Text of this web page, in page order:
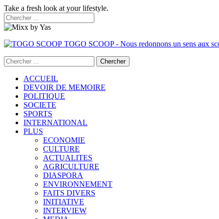
Take a fresh look at your lifestyle.
TOGO SCOOP - Nous redonnons un sens aux
ACCUEIL
DEVOIR DE MEMOIRE
POLITIQUE
SOCIETE
SPORTS
INTERNATIONAL
PLUS
ECONOMIE
CULTURE
ACTUALITES
AGRICULTURE
DIASPORA
ENVIRONNEMENT
FAITS DIVERS
INITIATIVE
INTERVIEW